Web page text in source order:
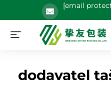
[email
dodavatel